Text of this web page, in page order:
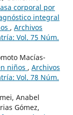
corporal por
integral
, Archivos
Vol. 75 Núm.
Macías-
niños , Archivos
Vol. 78 Núm.
Anabel
Gómez,